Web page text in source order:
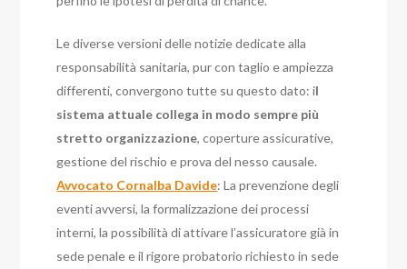
Le diverse versioni delle notizie dedicate alla
responsabilità sanitaria, pur con taglio e ampiezza
differenti, convergono tutte su questo dato: il
sistema attuale collega in modo sempre più
stretto organizzazione, coperture assicurative,
gestione del rischio e prova del nesso causale.
Avvocato Cornalba Davide: La prevenzione degli
eventi avversi, la formalizzazione dei processi
interni, la possibilità di attivare l’assicuratore già in
sede penale e il rigore probatorio richiesto in sede